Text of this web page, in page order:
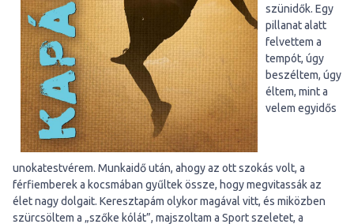
szünidők. Egy
pillanat alatt
felvettem a
tempót, úgy
beszéltem, úgy
éltem, mint a
velem egyidős
unokatestvérem. Munkaidő után, ahogy az ott szokás volt, a
férfiemberek a kocsmában gyűltek össze, hogy megvitassák az
élet nagy dolgait. Keresztapám olykor magával vitt, és miközben
szürcsöltem a „szőke kólát”, majszoltam a Sport szeletet, a